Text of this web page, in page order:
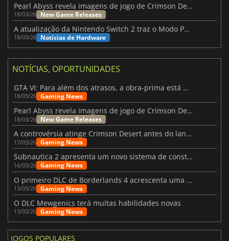
Pearl Abyss revela imagens de jogo de Crimson Desert para a PS5
18/03/26 New Game Releases
A atualização da Nintendo Switch 2 traz o Modo Portátil aos jogos mais antigos da Switch
18/03/26 Notícias de Hardware
NOTÍCIAS, OPORTUNIDADES
GTA VI: Para além dos atrasos, a obra-prima está quase a chegar
18/03/26 Gaming News
Pearl Abyss revela imagens de jogo de Crimson Desert para a PS5
18/03/26 New Game Releases
A controvérsia atinge Crimson Desert antes do lançamento
17/03/26 Gaming News
Subnautica 2 apresenta um novo sistema de construção de bases
16/03/26 Gaming News
O primeiro DLC de Borderlands 4 acrescenta uma nova personagem e muito mais
13/03/26 Gaming News
O DLC Mewgenics terá muitas habilidades novas
13/03/26 Gaming News
JOGOS POPULARES